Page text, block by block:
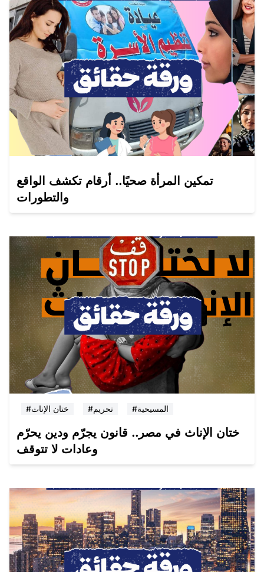
تمكين المرأة صحيًا.. أرقام تكشف الواقع
والتطورات
#ختان الإناث #تحريم #المسيحية
ختان الإناث في مصر.. قانون يجرّم ودين يحرّم
وعادات لا تتوقف